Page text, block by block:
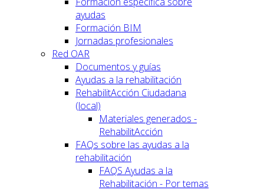
ayudas
Formación BIM
Jornadas profesionales
Red OAR
Documentos y guías
Ayudas a la rehabilitación
RehabilitAcción Ciudadana
(local)
Materiales generados -
RehabilitAcción
FAQs sobre las ayudas a la
rehabilitación
FAQS Ayudas a la
Rehabilitación - Por temas